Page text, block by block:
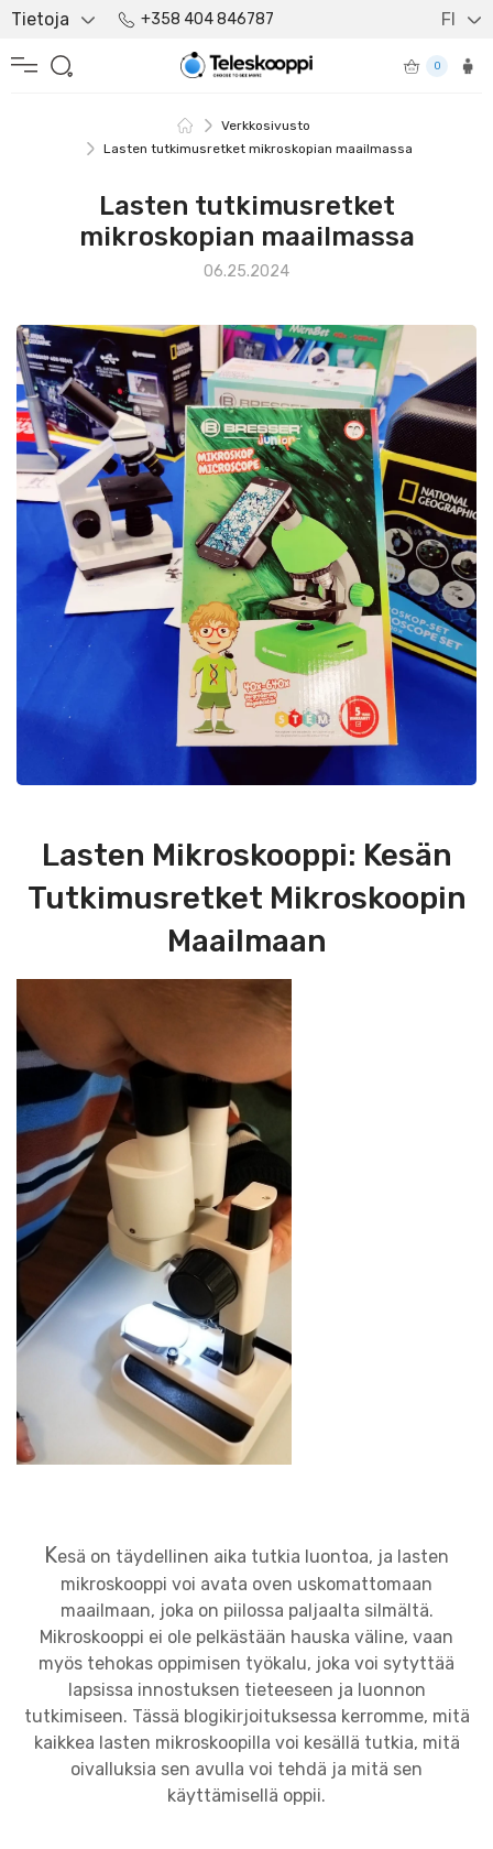
Tietoja +358 404 846787 FI
0
Verkkosivusto
Lasten tutkimusretket mikroskopian maailmassa
Lasten tutkimusretket
mikroskopian maailmassa
06.25.2024
Lasten Mikroskooppi: Kesän
Tutkimusretket Mikroskoopin
Maailmaan
Kesä on täydellinen aika tutkia luontoa, ja lasten
mikroskooppi voi avata oven uskomattomaan
maailmaan, joka on piilossa paljaalta silmältä.
Mikroskooppi ei ole pelkästään hauska väline, vaan
myös tehokas oppimisen työkalu, joka voi sytyttää
lapsissa innostuksen tieteeseen ja luonnon
tutkimiseen. Tässä blogikirjoituksessa kerromme, mitä
kaikkea lasten mikroskoopilla voi kesällä tutkia, mitä
oivalluksia sen avulla voi tehdä ja mitä sen
käyttämisellä oppii.